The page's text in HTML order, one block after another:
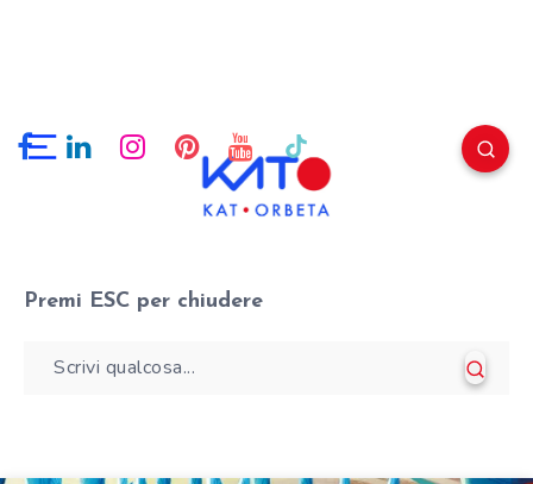
Premi ESC per chiudere